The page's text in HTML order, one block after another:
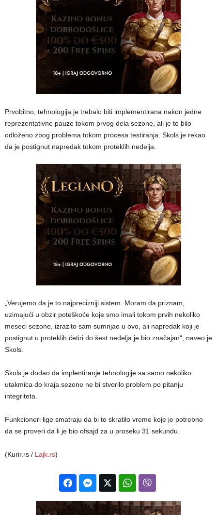
Prvobitno, tehnologija je trebalo biti implementirana nakon jedne
reprezentativne pauze tokom prvog dela sezone, ali je to bilo
odloženo zbog problema tokom procesa testiranja. Skols je rekao
da je postignut napredak tokom proteklih nedelja.
„Verujemo da je to najprecizniji sistem. Moram da priznam,
uzimajući u obzir poteškoće koje smo imali tokom prvih nekoliko
meseci sezone, izrazito sam sumnjao u ovo, ali napredak koji je
postignut u proteklih četiri do šest nedelja je bio značajan“, naveo je
Skols.
Skols je dodao da implentiranje tehnologije sa samo nekoliko
utakmica do kraja sezone ne bi stvorilo problem po pitanju
integriteta.
Funkcioneri lige smatraju da bi to skratilo vreme koje je potrebno
da se proveri da li je bio ofsajd za u proseku 31 sekundu.
(Kurir.rs / Lajk.rs)